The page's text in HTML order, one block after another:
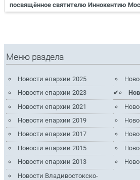
посвящённое святителю Иннокентию
Меню раздела
Новости епархии 2025
Новости епархии 2023
Новости епархии 2021
Новости епархии 2019
Новости епархии 2017
Новости епархии 2015
Новости епархии 2013
Новости Владивостокско-